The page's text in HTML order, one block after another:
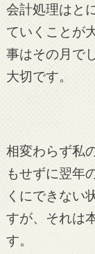
会計処理はと
ていくことが
事はその月で
大切です。
相変わらず私
もせずに翌年
くにできない
すが、それは
す。